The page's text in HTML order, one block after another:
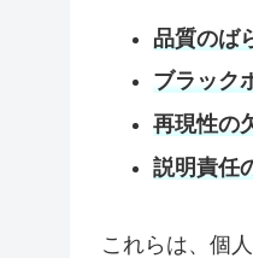
品質のば
ブラック
再現性の
説明責任
これらは、個